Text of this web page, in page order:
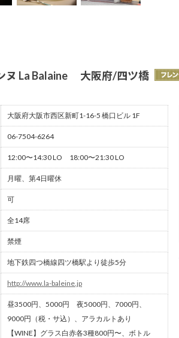
ヌ La Balaine 大阪府/四ツ橋
大阪府大阪市西区新町1-16-5 橋口ビル 1F
06-7504-6264
12:00〜14:30 LO 18:00〜21:30 LO
月曜、第4日曜休
可
全14席
禁煙
地下鉄四つ橋線四ツ橋駅より徒歩5分
http://www.la-baleine.jp
昼3500円、5000円 夜5000円、7000円、
9000円（税・サ込）、アラカルトあり
【WINE】グラス白赤各3種800円〜、ボトル